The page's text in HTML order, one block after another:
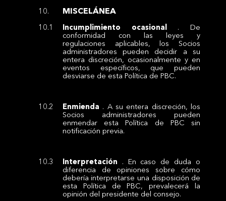
MISCELÁNEA
Incumplimiento ocasional
. De
conformidad con las leyes y
regulaciones aplicables, los Socios
administradores pueden decidir a su
entera discreción, ocasionalmente y en
eventos específicos, que pueden
desviarse de esta Política de PBC.
Enmienda . A su entera discreción, los
Socios administradores pueden
enmendar esta Política de PBC sin
notificación previa.
Interpretación
. En caso de duda o
diferencia de opiniones sobre cómo
debería interpretarse una disposición de
esta Política de PBC, prevalecerá la
opinión del presidente del consejo.